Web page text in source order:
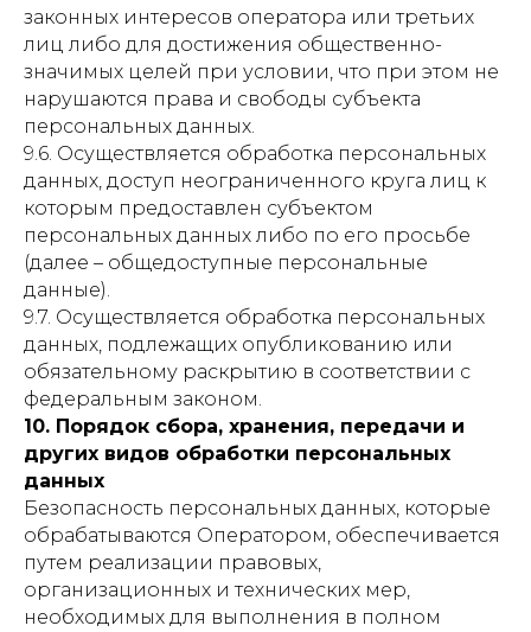
законных интересов оператора или третьих
лиц либо для достижения общественно-
значимых целей при условии, что при этом не
нарушаются права и свободы субъекта
персональных данных.
9.6. Осуществляется обработка персональных
данных, доступ неограниченного круга лиц к
которым предоставлен субъектом
персональных данных либо по его просьбе
(далее – общедоступные персональные
данные).
9.7. Осуществляется обработка персональных
данных, подлежащих опубликованию или
обязательному раскрытию в соответствии с
федеральным законом.
10. Порядок сбора, хранения, передачи и
других видов обработки персональных
данных
Безопасность персональных данных, которые
обрабатываются Оператором, обеспечивается
путем реализации правовых,
организационных и технических мер,
необходимых для выполнения в полном